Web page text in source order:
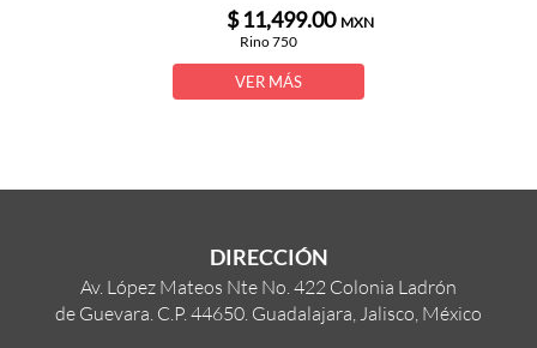
$ 11,499.00 MXN
Rino 750
VER MÁS
DIRECCIÓN
Av. López Mateos Nte No. 422 Colonia Ladrón
de Guevara. C.P. 44650. Guadalajara, Jalisco, México